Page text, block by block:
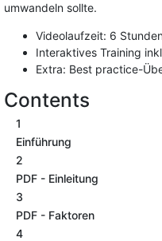
umwandeln sollte.
Videolaufzeit: 6
Interaktives Training
Extra: Best practice-
Contents
1
Einführung
2
PDF - Einleitung
3
PDF - Faktoren
4